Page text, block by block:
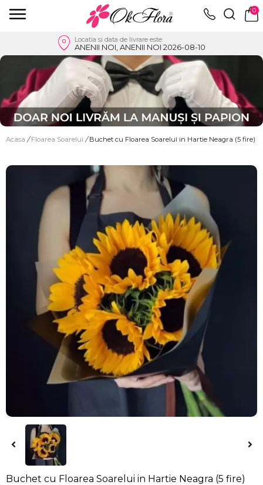
0
Locatia si data de livrare este
ANENII NOI, ANENII NOI 2026-08-10
Acasa / Floarea Soarelui / Buchet cu Floarea Soarelui in Hartie Neagra (5 fire)
Buchet cu Floarea Soarelui in Hartie Neagra (5 fire)